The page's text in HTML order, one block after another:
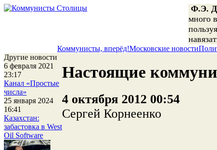
Ф.Э.
много
Коммунисты, вперёд!Московские новости
Другие новости
6 февраля 2021
23:17
Канал «Простые
числа»
25 января 2024
16:41
Казахстан:
забастовка в West
Oil Software
Настоящие
4 октября 2012 00:54
Сергей Корнеенко